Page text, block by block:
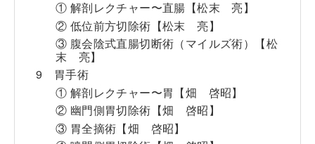
① 解剖レクチャー〜直腸【松末 亮】
② 低位前方切除術【松末 亮】
③ 腹会陰式直腸切断術（マイルズ術）【松
末 亮】
9 胃手術
① 解剖レクチャー〜胃【畑 啓昭】
② 幽門側胃切除術【畑 啓昭】
③ 胃全摘術【畑 啓昭】